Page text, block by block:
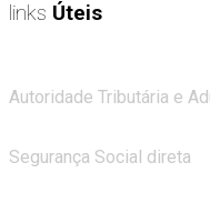
links Úteis
Autoridade Tributária e
Segurança Social direta